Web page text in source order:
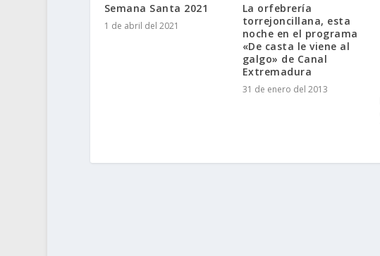
Semana Santa 2021
1 de abril del 2021
La orfebrería
torrejoncillana, esta
noche en el programa
«De casta le viene al
galgo» de Canal
Extremadura
31 de enero del 2013